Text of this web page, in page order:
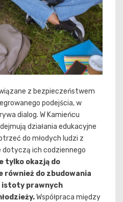
z bezpieczeństwem
podejścia, w
dialog. W Kamieńcu
działania edukacyjne
do młodych ludzi z
ich codziennego
tylko okazją do
również do zbudowania
istoty prawnych
Współpraca między